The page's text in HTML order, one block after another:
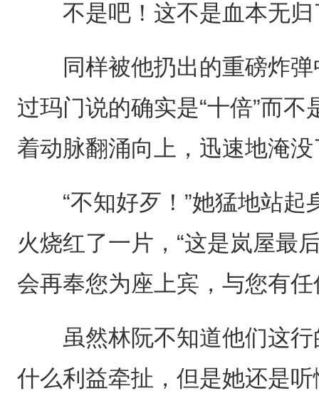
不是吧！这不是血本无归
同样被他扔出的重磅炸弹
过玛门说的确实是“十倍”而不
着动脉翻涌向上，迅速地淹
“不知好歹！”她猛地站起
火烧红了一片，“这是岚屋最
会再奉您为座上宾，与您有任
虽然林阮不知道他们这行
什么利益牵扯，但是她还是